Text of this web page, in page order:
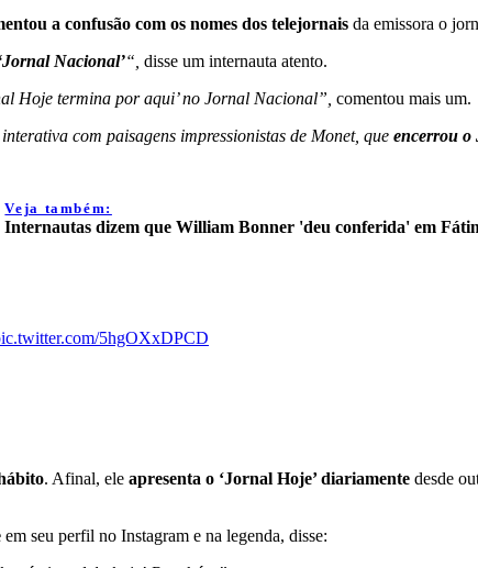
a confusão com os nomes dos telejornais da emissora o
Nacional’“, disse um internauta atento.
Hoje termina por aqui’ no Jornal Nacional”, comentou mais um.
com paisagens impressionistas de Monet, que encerrou
Veja também:
Internautas dizem que William Bonner 'deu conferida' em
5hgOXxDPCD
. Afinal, ele apresenta o ‘Jornal Hoje’ diariamente desde
em seu perfil no Instagram e na legenda, disse: